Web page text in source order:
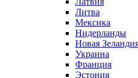
Литва
Мексика
Нидерланды
Новая
Украина
Франция
Эстония